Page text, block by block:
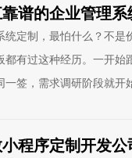
谱的企业管理
统定制，最怕什么？不是
都有过这种经历。一开始
一签，需求调研阶段就开
程序定制开发